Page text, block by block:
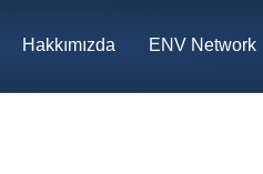
Hakkımızda ENV Network